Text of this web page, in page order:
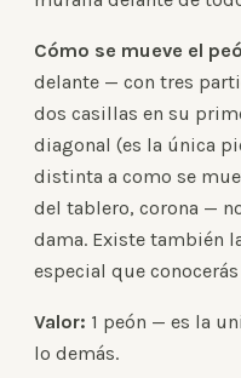
Cómo se mueve el
delante — con tres
dos casillas en su
diagonal (es la única
distinta a como se
del tablero, corona —
dama. Existe también
especial que
Valor: 1 peón — es la
lo demás.